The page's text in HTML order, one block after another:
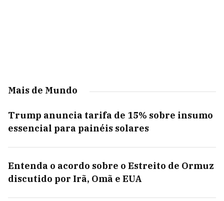
Mais de Mundo
Trump anuncia tarifa de 15% sobre insumo
essencial para painéis solares
Entenda o acordo sobre o Estreito de Ormuz
discutido por Irã, Omã e EUA